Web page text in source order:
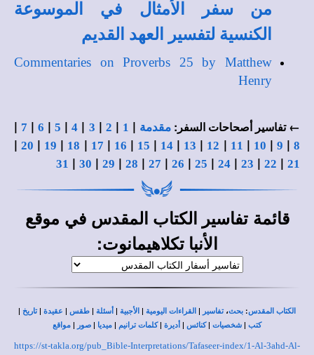
من سفر الأمثال في الموسوعة
الكنسية لتفسير العهد القديم
Commentaries on Proverbs 25 by Matthew
Henry
← تفاسير أصحاحات السفر:مقدمة |
1
|
2
|
3
|
4
|
5
|
6
|
7
|
8
|
9
|
10
|
11
|
12
|
13
|
14
|
15
|
16
|
17
|
18
|
19
|
20
|
21
|
22
|
23
|
24
|
25
|
26
|
27
|
28
|
29
|
30
|
31
قائمةتفاسير الكتاب المقدس في موقع
الأنبا تكلاهيمانوت:
الكتاب المقدس: بحث،تفاسير | القراءات اليومية | الأجبية | أسئلة | طقس | عقيدة |تاريخ |
كتب | شخصيات |كنائس | أديرة |كلمات ترانيم | ميديا | صور | مواقع
https://st-takla.org/pub_Bible-Interpretations/Tafaseer-index/1-Al-3ahd-Al-